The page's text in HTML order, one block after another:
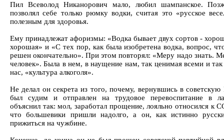
Пил Всеволод Никанорович мало, любил шампанское.
позволял себе только рюмку водки, считая это «русское
полезным для здоровья.
Ему принадлежат афоризмы: «Водка бывает двух сортов -
хорошая» и «С тех пор, как была изобретена водка, вопрос,
решен окончательно». При этом повторял: «Меру надо знать.
человек». Была в нем, в наущение нам, так ценимая всеми и так
нас, «культура алкоголя».
Не делал он секрета из того, почему, вернувшись в
был судим и отправлен на трудовое перевоспитание в
объяснил так: мол, заработал прощение, лояльно относился к
что большевики пришли надолго, а он, как истинно
прижиться на чужбине.